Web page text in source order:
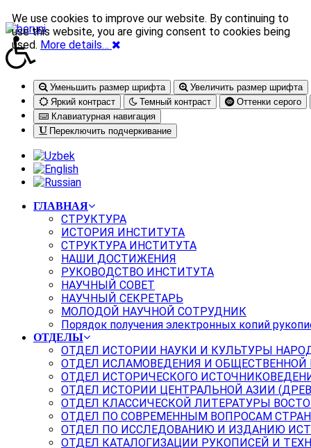
Уменьшить размер шрифта
Увеличить размер шрифта
Яркий контраст
Темный контраст
Оттенки серого
Клавиатурная навигация
Переключить подчеркивание
ГЛАВНАЯ
СТРУКТУРА
ИСТОРИЯ ИНСТИТУТА
СТРУКТУРА ИНСТИТУТА
НАШИ ДОСТИЖЕНИЯ
РУКОВОДСТВО ИНСТИТУТА
НАУЧНЫЙ СОВЕТ
НАУЧНЫЙ СЕКРЕТАРЬ
МОЛОДОЙ НАУЧНОЙ СОТРУДНИК
Порядок получения электронных копий
ОТДЕЛЫ
ОТДЕЛ ИСТОРИИ НАУКИ И КУЛЬТУРЫ
ОТДЕЛ ИСЛАМОВЕДЕНИЯ И
ОТДЕЛ ИСТОРИЧЕСКОГО
ОТДЕЛ ИСТОРИИ ЦЕНТРАЛЬНОЙ АЗИИ
ОТДЕЛ КЛАССИЧЕСКОЙ ЛИТЕРАТУРЫ
ОТДЕЛ ПО СОВРЕМЕННЫМ ВОПРОСАМ
ОТДЕЛ ПО ИССЛЕДОВАНИЮ И ИЗДАНИЮ
ОТДЕЛ КАТАЛОГИЗАЦИИ РУКОПИСЕЙ И
We use cookies to improve our website. By continuing to
use this website, you are giving consent to cookies being
used. More details…